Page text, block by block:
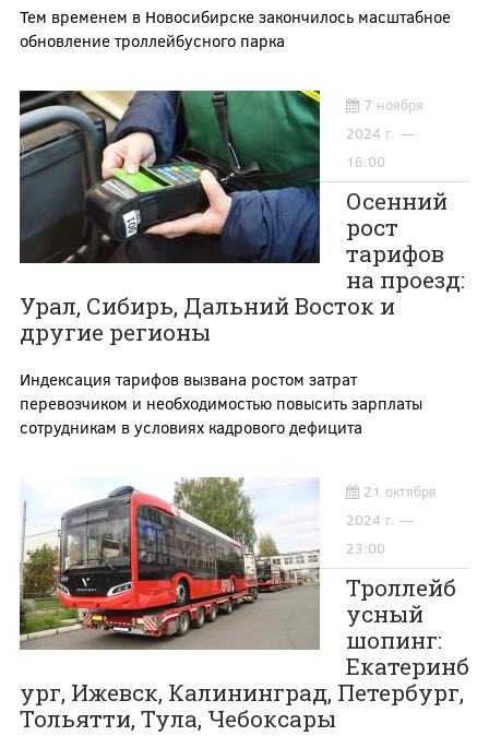
Тем временем в Новосибирске закончилось масштабное
обновление троллейбусного парка
7 ноября
2024 г. —
16:00
Осенний
рост
тарифов
на проезд:
Урал, Сибирь, Дальний Восток и
другие регионы
Индексация тарифов вызвана ростом затрат
перевозчиком и необходимостью повысить зарплаты
сотрудникам в условиях кадрового дефицита
21 октября
2024 г. —
23:00
Троллейб
усный
шопинг:
Екатеринб
ург, Ижевск, Калининград, Петербург,
Тольятти, Тула, Чебоксары